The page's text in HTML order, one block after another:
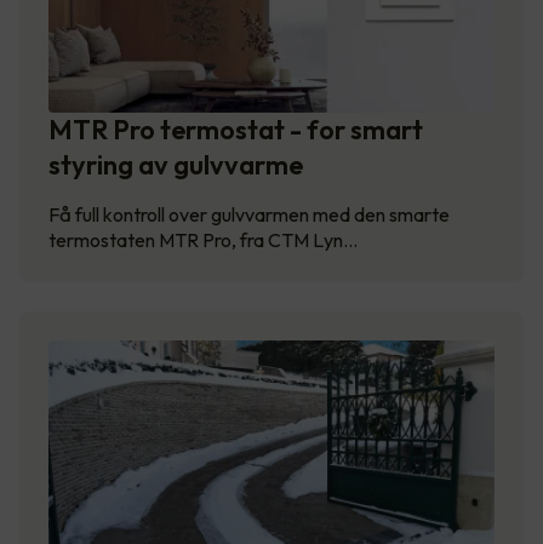
MTR Pro termostat - for smart
styring av gulvvarme
Få full kontroll over gulvvarmen med den smarte
termostaten MTR Pro, fra CTM Lyn…